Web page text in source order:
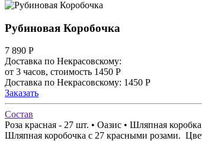
Рубиновая Коробочка
7 890 Р
Доставка по Некрасовскому:
от 3 часов, стоимость 1450 Р
Доставка по Некрасовскому: 1450 Р
Заказать
Состав
Роза красная - 27 шт. • Оазис • Шляпная коробка
Шляпная коробочка с 27 красными розами.